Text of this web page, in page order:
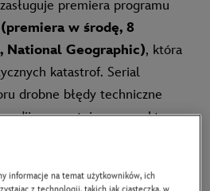
premiera programu
w środę, 8
National Geographic), która
katastrof. Serial
drobne błędy techniczne
prezentując perspektywy
będzie program„Jak oni
informacje na temat użytkowników, ich